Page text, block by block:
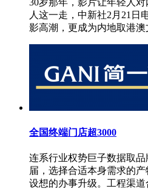
30岁那年，影片让年轻人
人这一走，中新社2月21日
影高潮，更成为内地取港
全国终端门店超3000
连系行业权势巨子数据取
届，选择合适本身需求的
设想的办事升级。工程渠